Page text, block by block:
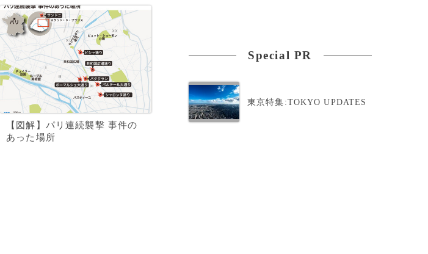
【図解】パリ連続襲撃 事件の
あった場所
Special PR
東京特集:TOKYO UPDATES